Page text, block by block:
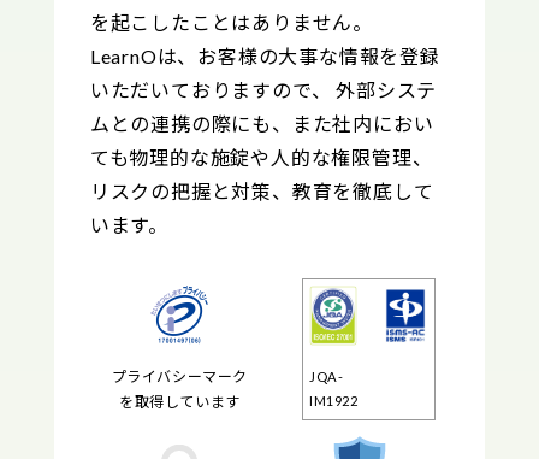
を起こしたことはありません。
LearnOは、お客様の大事な情報を登録
いただいておりますので、 外部システ
ムとの連携の際にも、また社内におい
ても物理的な施錠や人的な権限管理、
リスクの把握と対策、教育を徹底して
います。
プライバシーマーク
を取得しています
JQA-
IM1922